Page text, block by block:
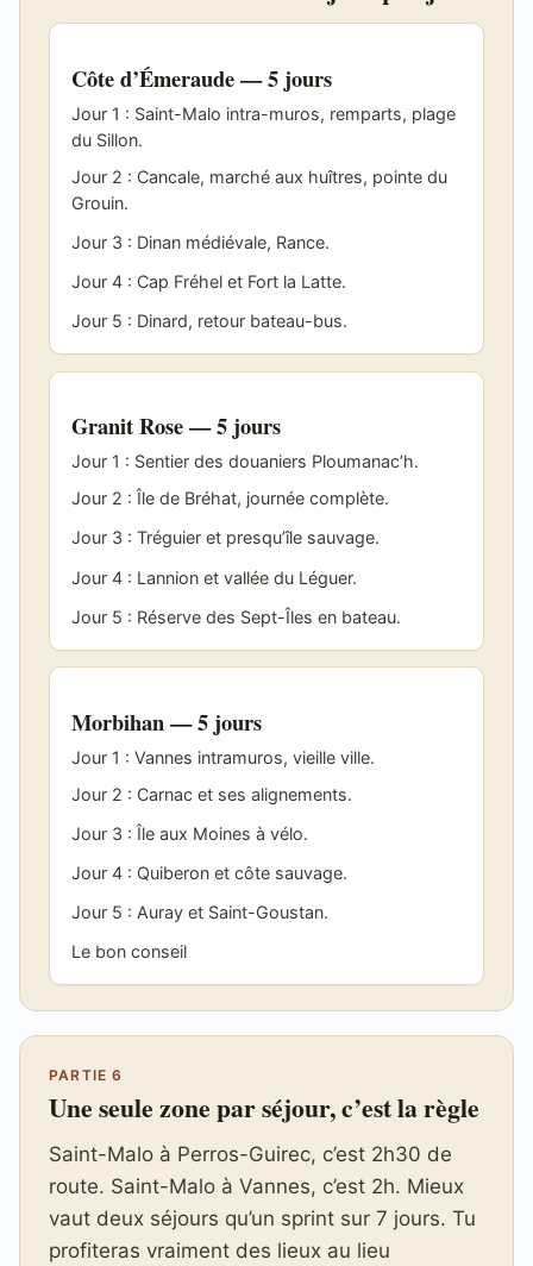
Côte d’Émeraude — 5 jours
Jour 1 : Saint-Malo intra-muros, remparts, plage
du Sillon.
Jour 2 : Cancale, marché aux huîtres, pointe du
Grouin.
Jour 3 : Dinan médiévale, Rance.
Jour 4 : Cap Fréhel et Fort la Latte.
Jour 5 : Dinard, retour bateau-bus.
Granit Rose — 5 jours
Jour 1 : Sentier des douaniers Ploumanac’h.
Jour 2 : Île de Bréhat, journée complète.
Jour 3 : Tréguier et presqu’île sauvage.
Jour 4 : Lannion et vallée du Léguer.
Jour 5 : Réserve des Sept-Îles en bateau.
Morbihan — 5 jours
Jour 1 : Vannes intramuros, vieille ville.
Jour 2 : Carnac et ses alignements.
Jour 3 : Île aux Moines à vélo.
Jour 4 : Quiberon et côte sauvage.
Jour 5 : Auray et Saint-Goustan.
Le bon conseil
PARTIE 6
Une seule zone par séjour, c’est la règle
Saint-Malo à Perros-Guirec, c’est 2h30 de
route. Saint-Malo à Vannes, c’est 2h. Mieux
vaut deux séjours qu’un sprint sur 7 jours. Tu
profiteras vraiment des lieux au lieu